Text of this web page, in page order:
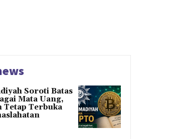
Soroti Batas
Mata Uang,
Tetap Terbuka